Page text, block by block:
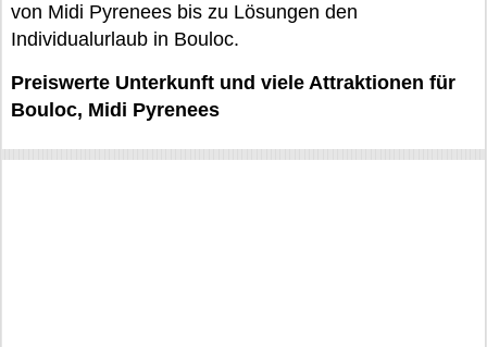
von Midi Pyrenees bis zu Lösungen den
Individualurlaub in Bouloc.
Preiswerte Unterkunft und viele Attraktionen für
Bouloc, Midi Pyrenees